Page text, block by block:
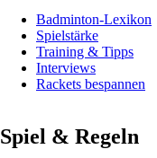
Badminton-Lexikon
Spielstärke
Training & Tipps
Interviews
Rackets bespannen
Spiel & Regeln